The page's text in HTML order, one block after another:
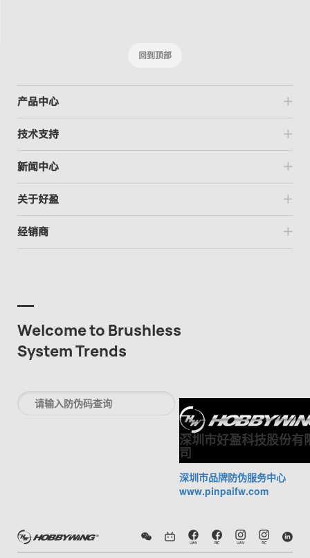
回到顶部
产品中心
技术支持
新闻中心
关于好盈
经销商
Welcome to Brushless
System Trends
深圳市好盈科技股份有
司
深圳市品牌防伪服务中心
www.pinpaifw.com